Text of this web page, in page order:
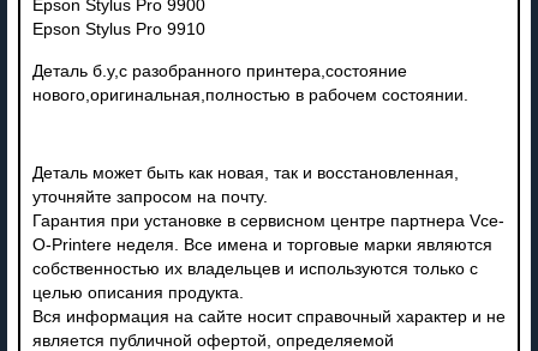
Epson Stylus Pro 9900
Epson Stylus Pro 9910
Деталь б.у,с разобранного принтера,состояние
нового,оригинальная,полностью в рабочем состоянии.
Деталь может быть как новая, так и восстановленная,
уточняйте запросом на почту.
Гарантия при установке в сервисном центре партнера Vce-
O-Printere неделя. Все имена и торговые марки являются
собственностью их владельцев и используются только с
целью описания продукта.
Вся информация на сайте носит справочный характер и не
является публичной офертой, определяемой